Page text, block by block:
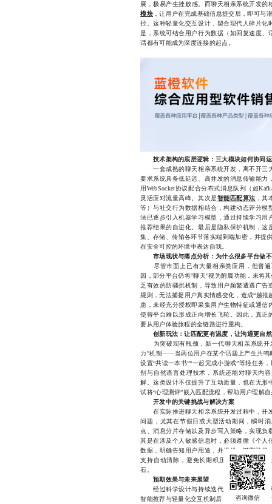
展，极易产生挫败感。而聊天相亲系统开发
模块，让用户在完成基础信息提交后，即可与
径。这种轻量化交互设计，契合现代人碎片
是，系统可结合用户行为数据（如回复速度
话都有可能成为深度连接的起点。
技术架构的底层逻辑：三大模块如何协同
一套成熟的聊天相亲系统开发，离不开三
要求系统具备低延迟、高并发的消息传输能
用WebSocket协议配合分布式消息队列（如
灵活应对流量高峰。其次是智能匹配算法 ，
等）与社交行为数据相结合，构建动态评分
法已逐步引入机器学习模型，通过持续学习
推荐结果的自进化。最后是隐私保护机制，
集、存储、传输各环节落实端到端加密，并提
在安全可控的环境中表达自我。
市场现状与痛点分析：为什么很多平台做
尽管市面上已有大量相亲类应用，但普遍
因，部分平台仍将“聊天”视为附属功能，未将
乏有效的防骚扰机制，导致用户频繁遭遇广
规则，无法捕捉用户真实情感变化，造成“越
患，未经充分授权即采集用户生物特征或通
使得平台难以形成正向增长飞轮。因此，真
要从用户体验旅程的全链路进行重构。
创新玩法：让匹配更有温度，让沟通更自然
为突破现有瓶颈，新一代聊天相亲系统开
力”机制——当两位用户在某个话题上产生共鸣
设置“共读一本书”“一起完成小游戏”等轻任务
别与自然语言处理技术，系统还能对聊天内
解。这类设计不仅提升了互动质量，也在无
试将“心理测评”嵌入匹配流程，帮助用户理解
开发中的关键挑战与解决方案
在实际推进聊天相亲系统开发过程中，开
问题，尤其在节假日或大型活动期间，瞬时
点、消息分片存储以及异步写入策略，实现
其是在涉及个人敏感信息时，必须遵循《个
数据，明确告知用户用途，并提供一键删除
支持自动清除，避免长期积压引发泄露风险
石。
预期效果与未来展望
经过科学设计与持续迭代，一套成熟的聊
智能推荐与轻量化交互机制后，用户平均停留